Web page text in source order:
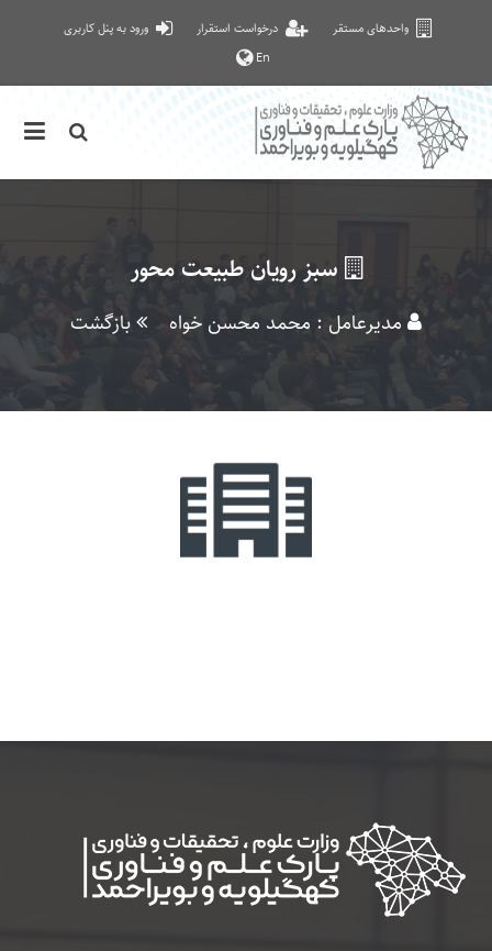
واحدهای مستقر درخواست استقرار
ورود به پنل کاربری
En
سبز رویان طبیعت محور
مدیرعامل : محمد محسن خواه بازگشت